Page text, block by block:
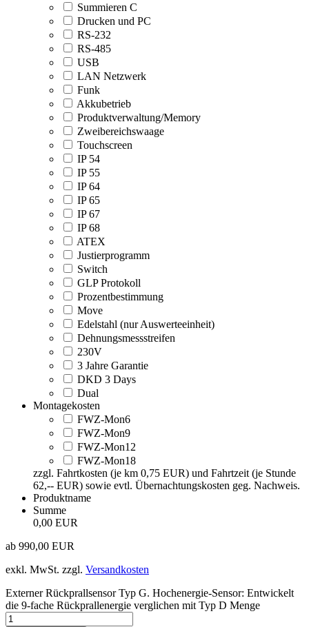
Summieren C
Drucken und PC
RS-232
RS-485
USB
LAN Netzwerk
Funk
Akkubetrieb
Produktverwaltung/Memory
Zweibereichswaage
Touchscreen
IP 54
IP 55
IP 64
IP 65
IP 67
IP 68
ATEX
Justierprogramm
Switch
GLP Protokoll
Prozentbestimmung
Move
Edelstahl (nur Auswerteeinheit)
Dehnungsmessstreifen
230V
3 Jahre Garantie
DKD 3 Days
Dual
Montagekosten
FWZ-Mon6
FWZ-Mon9
FWZ-Mon12
FWZ-Mon18
zzgl. Fahrtkosten (je km 0,75 EUR) und Fahrtzeit (je Stunde
62,-- EUR) sowie evtl. Übernachtungskosten geg. Nachweis.
Produktname
Summe
0,00 EUR
ab 990,00 EUR
exkl. MwSt. zzgl. Versandkosten
Externer Rückprallsensor Typ G. Hochenergie-Sensor: Entwickelt
die 9-fache Rückprallenergie verglichen mit Typ D Menge